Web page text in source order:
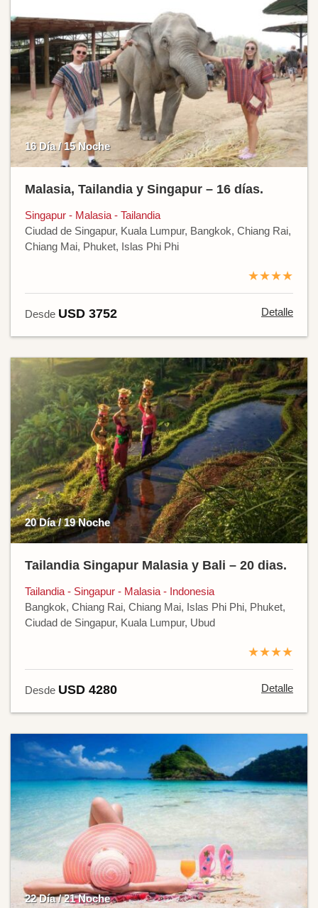
16 Día / 15 Noche
Malasia, Tailandia y Singapur – 16 días.
Singapur - Malasia - Tailandia
Ciudad de Singapur, Kuala Lumpur, Bangkok, Chiang Rai,
Chiang Mai, Phuket, Islas Phi Phi
★★★★
Desde USD 3752 Detalle
20 Día / 19 Noche
Tailandia Singapur Malasia y Bali – 20 dias.
Tailandia - Singapur - Malasia - Indonesia
Bangkok, Chiang Rai, Chiang Mai, Islas Phi Phi, Phuket,
Ciudad de Singapur, Kuala Lumpur, Ubud
★★★★
Desde USD 4280 Detalle
22 Día / 21 Noche